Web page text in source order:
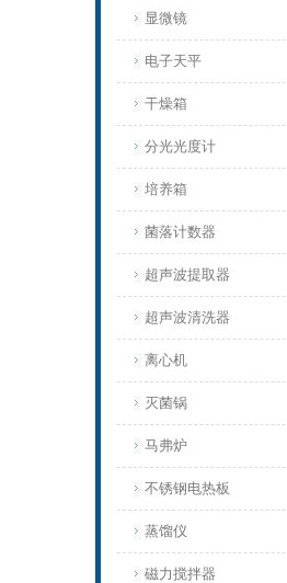
显微镜
电子天平
干燥箱
分光光度计
培养箱
菌落计数器
超声波提取器
超声波清洗器
离心机
灭菌锅
马弗炉
不锈钢电热板
蒸馏仪
磁力搅拌器